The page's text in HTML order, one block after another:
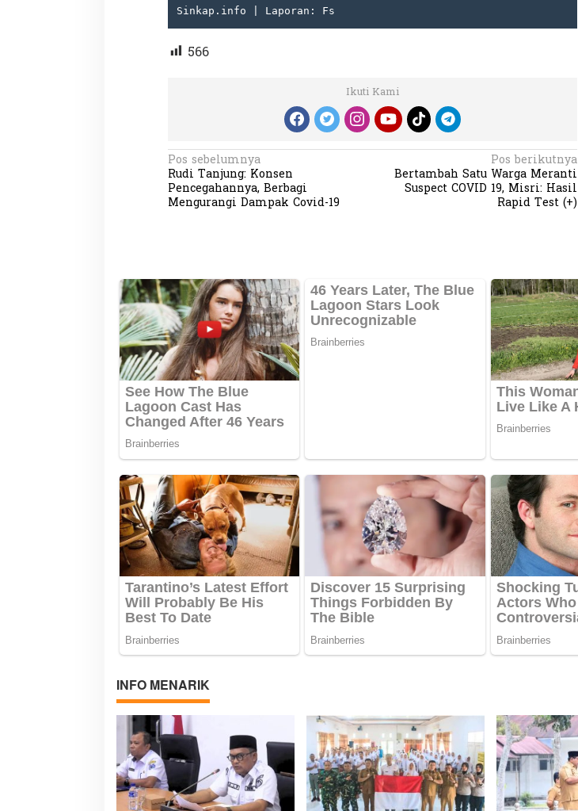
Sinkap.info | Laporan: Fs
566
Ikuti Kami
N
a
v
a
s
i
p
o
s
Pos sebelumnya
Rudi Tanjung: Konsen
Pencegahannya, Berbagi
Mengurangi Dampak Covid-19
Pos berikutnya
Bertambah Satu Warga Meranti
Suspect COVID 19, Misri: Hasil
Rapid Test (+)
INFO MENARIK